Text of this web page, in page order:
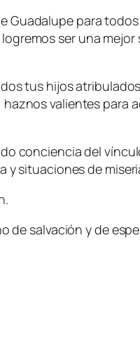
Guadalupe para
ser una
tus hijos
valientes para
conciencia del
y situaciones de
salvación y de